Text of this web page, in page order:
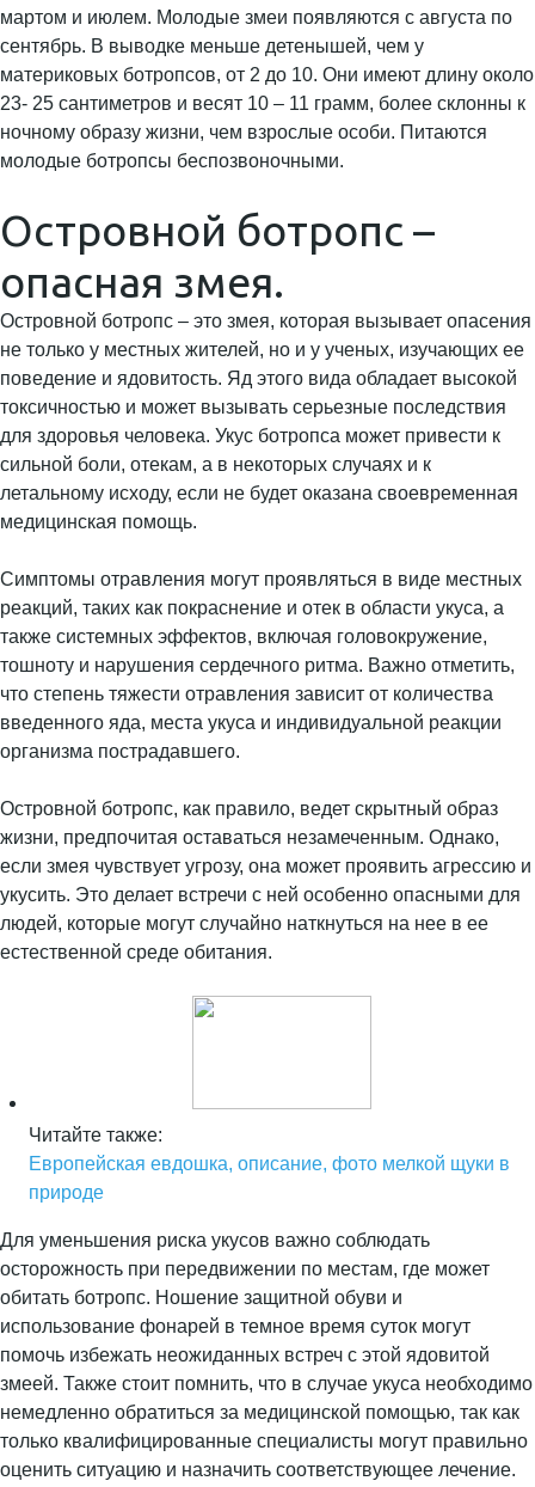
мартом и июлем. Молодые змеи появляются с августа по
сентябрь. В выводке меньше детенышей, чем у
материковых ботропсов, от 2 до 10. Они имеют длину около
23- 25 сантиметров и весят 10 – 11 грамм, более склонны к
ночному образу жизни, чем взрослые особи. Питаются
молодые ботропсы беспозвоночными.
Островной ботропс –
опасная змея.
Островной ботропс – это змея, которая вызывает опасения
не только у местных жителей, но и у ученых, изучающих ее
поведение и ядовитость. Яд этого вида обладает высокой
токсичностью и может вызывать серьезные последствия
для здоровья человека. Укус ботропса может привести к
сильной боли, отекам, а в некоторых случаях и к
летальному исходу, если не будет оказана своевременная
медицинская помощь.
Симптомы отравления могут проявляться в виде местных
реакций, таких как покраснение и отек в области укуса, а
также системных эффектов, включая головокружение,
тошноту и нарушения сердечного ритма. Важно отметить,
что степень тяжести отравления зависит от количества
введенного яда, места укуса и индивидуальной реакции
организма пострадавшего.
Островной ботропс, как правило, ведет скрытный образ
жизни, предпочитая оставаться незамеченным. Однако,
если змея чувствует угрозу, она может проявить агрессию и
укусить. Это делает встречи с ней особенно опасными для
людей, которые могут случайно наткнуться на нее в ее
естественной среде обитания.
Читайте также:
Европейская евдошка, описание, фото мелкой щуки в
природе
Для уменьшения риска укусов важно соблюдать
осторожность при передвижении по местам, где может
обитать ботропс. Ношение защитной обуви и
использование фонарей в темное время суток могут
помочь избежать неожиданных встреч с этой ядовитой
змеей. Также стоит помнить, что в случае укуса необходимо
немедленно обратиться за медицинской помощью, так как
только квалифицированные специалисты могут правильно
оценить ситуацию и назначить соответствующее лечение.